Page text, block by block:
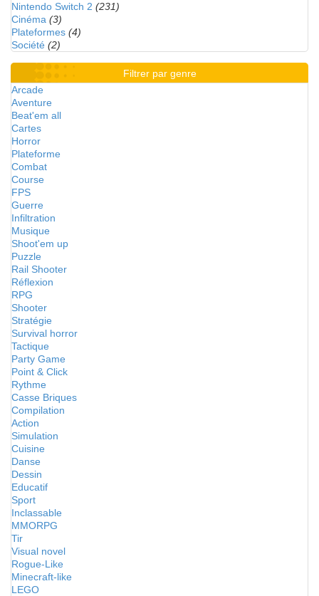
Nintendo Switch 2 (231)
Cinéma (3)
Plateformes (4)
Société (2)
Filtrer par genre
Arcade
Aventure
Beat'em all
Cartes
Horror
Plateforme
Combat
Course
FPS
Guerre
Infiltration
Musique
Shoot'em up
Puzzle
Rail Shooter
Réflexion
RPG
Shooter
Stratégie
Survival horror
Tactique
Party Game
Point & Click
Rythme
Casse Briques
Compilation
Action
Simulation
Cuisine
Danse
Dessin
Educatif
Sport
Inclassable
MMORPG
Tir
Visual novel
Rogue-Like
Minecraft-like
LEGO